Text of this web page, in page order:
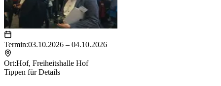
Termin:03.10.2026 – 04.10.2026
Ort:Hof, Freiheitshalle Hof
Tippen für Details